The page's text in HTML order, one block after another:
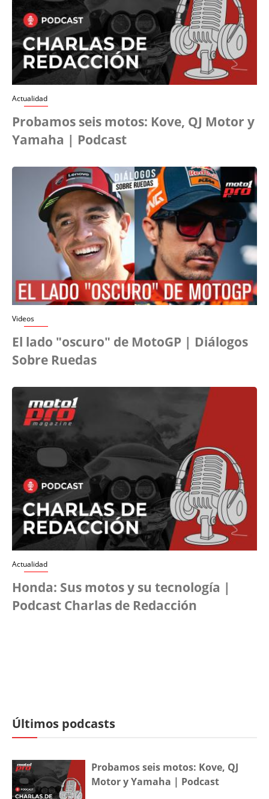
Actualidad
Probamos seis motos: Kove, QJ Motor y
Yamaha | Podcast
Videos
El lado "oscuro" de MotoGP | Diálogos
Sobre Ruedas
Actualidad
Honda: Sus motos y su tecnología |
Podcast Charlas de Redacción
Últimos podcasts
Probamos seis motos: Kove, QJ
Motor y Yamaha | Podcast